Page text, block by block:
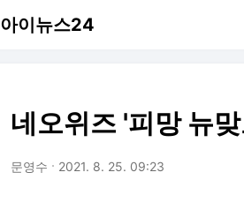
아이뉴스24
네오위즈 '피망 뉴
문영수 2021. 8. 25. 09:23